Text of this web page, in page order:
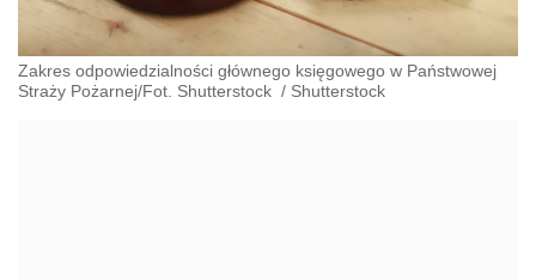
Zakres odpowiedzialności głównego księgowego w Państwowej
Straży Pożarnej/Fot. Shutterstock / Shutterstock